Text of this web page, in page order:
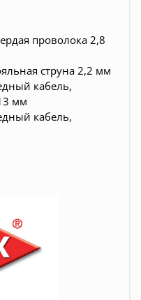
проволока 2,8
струна 2,2 мм
кабель,
мм
кабель,